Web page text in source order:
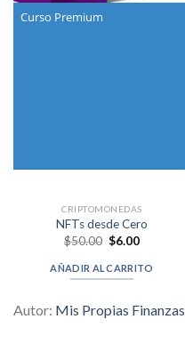
Curso Premium
CRIPTOMONEDAS
NFTs desde Cero
$50.00 Original
was:
$50.00.
$6.00Current
is:
$6.00.
AÑADIR AL CARRITO
Autor: Mis Propias Finanzas